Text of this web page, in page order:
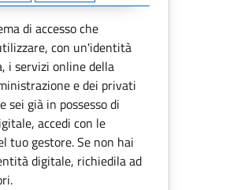
di accesso che
con un'identità
i servizi online della
e dei privati
sei già in possesso di
accedi con le
tuo gestore. Se non hai
digitale, richiedila ad